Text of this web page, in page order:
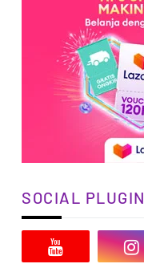
SOCIAL PLUGIN